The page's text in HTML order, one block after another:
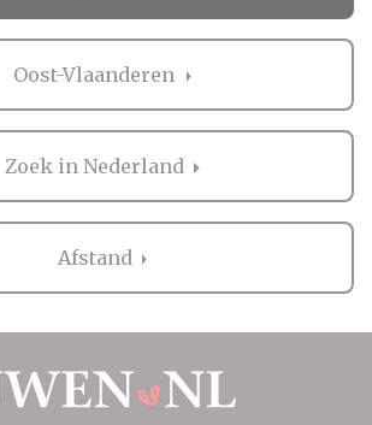
Oost-Vlaanderen
Zoek in Nederland
Afstand